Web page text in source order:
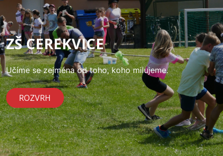
ZŠ CEREKVICE
Učíme se zejména od toho, koho milujeme.
ROZVRH